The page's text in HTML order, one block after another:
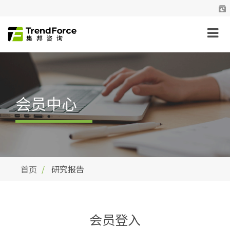
会员中心
首页 研究报告
会员登入